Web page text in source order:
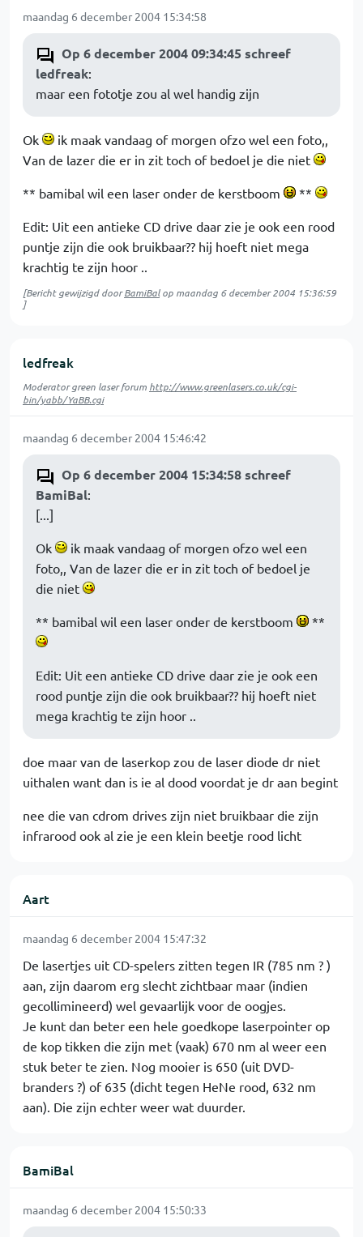
maandag 6 december 2004 15:34:58
Op 6 december 2004 09:34:45 schreef
ledfreak:
maar een fototje zou al wel handig zijn
Ok
ik maak vandaag of morgen ofzo wel een foto,,
Van de lazer die er in zit toch of bedoel je die niet
** bamibal wil een laser onder de kerstboom **
Edit: Uit een antieke CD drive daar zie je ook een rood
puntje zijn die ook bruikbaar?? hij hoeft niet mega
krachtig te zijn hoor ..
[Bericht gewijzigd doorBamiBalop maandag 6 december 2004 15:36:59
]
ledfreak
Moderator green laser forum http://www.greenlasers.co.uk/cgi-
bin/yabb/YaBB.cgi
maandag 6 december 2004 15:46:42
Op 6 december 2004 15:34:58 schreef
BamiBal:
[...]
Ok
ik maak vandaag of morgen ofzo wel een
foto,, Van de lazer die er in zit toch of bedoel je
die niet
** bamibal wil een laser onder de kerstboom **
Edit: Uit een antieke CD drive daar zie je ook een
rood puntje zijn die ook bruikbaar?? hij hoeft niet
mega krachtig te zijn hoor ..
doe maar van de laserkop zou de laser diode dr niet
uithalen want dan is ie al dood voordat je dr aan begint
nee die van cdrom drives zijn niet bruikbaar die zijn
infrarood ook al zie je een klein beetje rood licht
Aart
maandag 6 december 2004 15:47:32
De lasertjes uit CD-spelers zitten tegen IR (785 nm ? )
aan, zijn daarom erg slecht zichtbaar maar (indien
gecollimineerd) wel gevaarlijk voor de oogjes.
Je kunt dan beter een hele goedkope laserpointer op
de kop tikken die zijn met (vaak) 670 nm al weer een
stuk beter te zien. Nog mooier is 650 (uit DVD-
branders ?) of 635 (dicht tegen HeNe rood, 632 nm
aan). Die zijn echter weer wat duurder.
BamiBal
maandag 6 december 2004 15:50:33